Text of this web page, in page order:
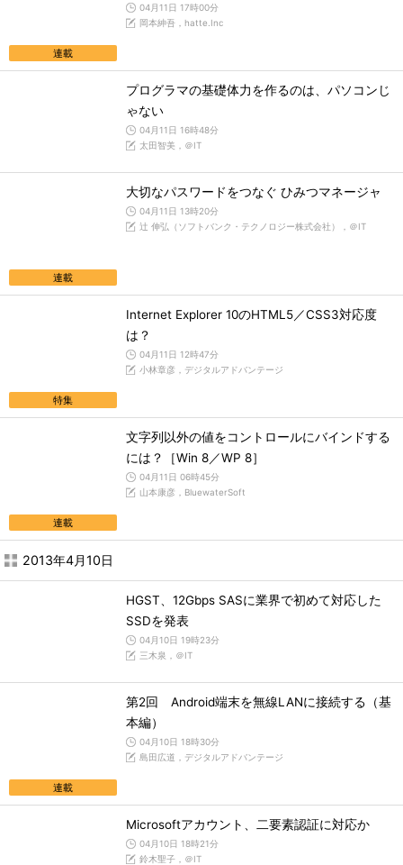
連載
04月11日 17時00分
岡本紳吾，hatte.Inc
プログラマの基礎体力を作るのは、パソコンじ
ゃない
04月11日 16時48分
太田智美，＠IT
連載
大切なパスワードをつなぐ ひみつマネージャ
04月11日 13時20分
辻 伸弘（ソフトバンク・テクノロジー株式会社），＠IT
特集
Internet Explorer 10のHTML5／CSS3対応度
は？
04月11日 12時47分
小林章彦，デジタルアドバンテージ
連載
文字列以外の値をコントロールにバインドする
には？［Win 8／WP 8］
04月11日 06時45分
山本康彦，BluewaterSoft
2013年4月10日
HGST、12Gbps SASに業界で初めて対応した
SSDを発表
04月10日 19時23分
三木泉，＠IT
連載
第2回 Android端末を無線LANに接続する（基
本編）
04月10日 18時30分
島田広道，デジタルアドバンテージ
Microsoftアカウント、二要素認証に対応か
04月10日 18時21分
鈴木聖子，＠IT